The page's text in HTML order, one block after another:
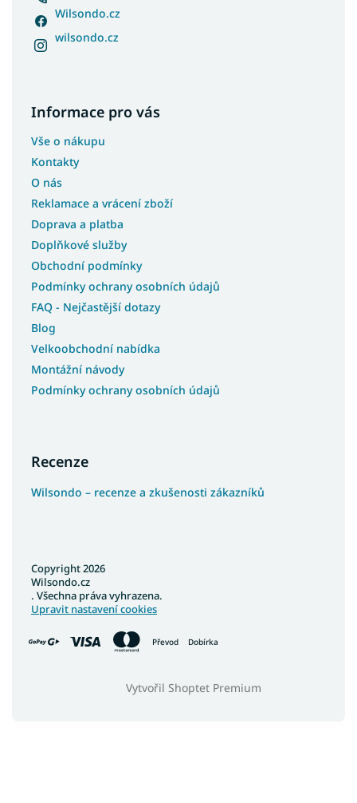
Wilsondo.cz
wilsondo.cz
Informace pro vás
Vše o nákupu
Kontakty
O nás
Reklamace a vrácení zboží
Doprava a platba
Doplňkové služby
Obchodní podmínky
Podmínky ochrany osobních údajů
FAQ - Nejčastější dotazy
Blog
Velkoobchodní nabídka
Montážní návody
Podmínky ochrany osobních údajů
Recenze
Wilsondo – recenze a zkušenosti zákazníků
Převod Dobírka
Vytvořil Shoptet Premium
Copyright 2026
Wilsondo.cz
. Všechna práva vyhrazena.
Upravit nastavení cookies